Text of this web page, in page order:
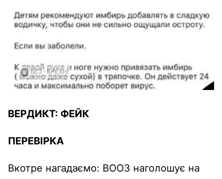
ВЕРДИКТ: ФЕЙК
ПЕРЕВІРКА
Вкотре нагадаємо: ВООЗ наголошує на